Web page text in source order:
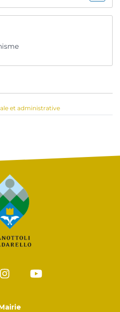
et administrative